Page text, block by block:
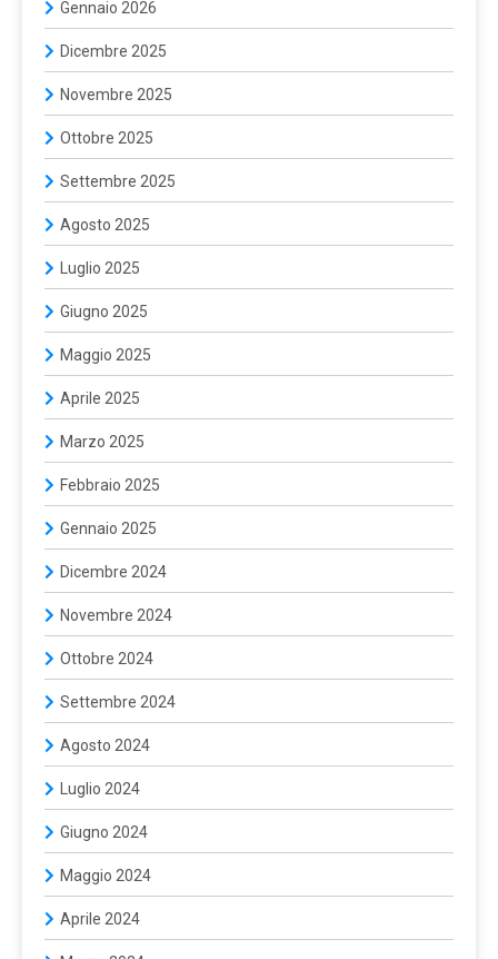
Gennaio 2026
Dicembre 2025
Novembre 2025
Ottobre 2025
Settembre 2025
Agosto 2025
Luglio 2025
Giugno 2025
Maggio 2025
Aprile 2025
Marzo 2025
Febbraio 2025
Gennaio 2025
Dicembre 2024
Novembre 2024
Ottobre 2024
Settembre 2024
Agosto 2024
Luglio 2024
Giugno 2024
Maggio 2024
Aprile 2024